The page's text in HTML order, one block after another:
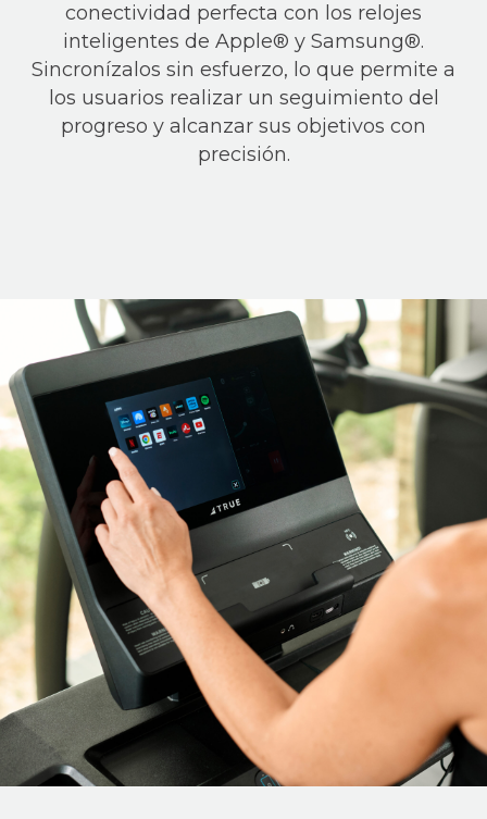
conectividad perfecta con los relojes
inteligentes de Apple® y Samsung®.
Sincronízalos sin esfuerzo, lo que permite a
los usuarios realizar un seguimiento del
progreso y alcanzar sus objetivos con
precisión.